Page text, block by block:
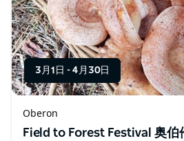
3月1日 - 4月30日
Oberon
Field to Forest Festival 奥伯